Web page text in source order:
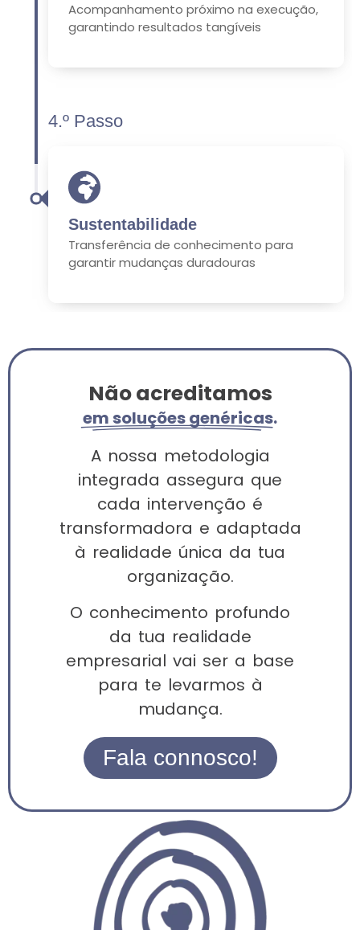
Acompanhamento próximo na execução,
garantindo resultados tangíveis
4.º Passo
Sustentabilidade
Transferência de conhecimento para
garantir mudanças duradouras
Não acreditamos
em soluções genéricas.
A nossa metodologia
integrada assegura que
cada intervenção é
transformadora e adaptada
à realidade única da tua
organização.
O conhecimento profundo
da tua realidade
empresarial vai ser a base
para te levarmos à
mudança.
Fala connosco!